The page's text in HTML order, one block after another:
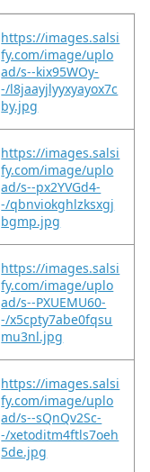
https://images.salsi
fy.com/image/uplo
ad/s--kix95WOy-
-/l8jaayjlyyxyayox7c
by.jpg
https://images.salsi
fy.com/image/uplo
ad/s--px2YVGd4-
-/qbnviokghlzksxgj
bgmp.jpg
https://images.salsi
fy.com/image/uplo
ad/s--PXUEMU60-
-/x5cpty7abe0fqsu
mu3nl.jpg
https://images.salsi
fy.com/image/uplo
ad/s--sQnQv2Sc-
-/xetoditm4ftls7oeh
5de.jpg